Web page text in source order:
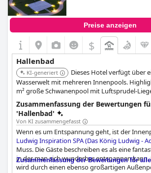
Preise anzeigen
$
Hallenbad
KI-generiert
Dieses Hotel verfügt über
Wasserwelt mit mehreren Innenpools.
m² große Schwanenpool mit Luftsprudel-
lange Sportpool, die vielfältige Schwimm- und
Entspannungserlebnisse bieten.
Zusammenfassung der Bewertungen
'Hallenbad'
Von KI zusammengefasst
Wenn es um Entspannung geht, ist der
Ludwig Inspiration SPA (Das König Ludwig -
Muss. Die Gäste beschreiben es als eine
in der man sich wunderbar entspannen kann.
wird durch einen ebenso großartigen
Zusammenfassung der Bewertungen für